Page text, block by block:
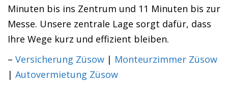
Minuten bis ins Zentrum und 11 Minuten bis zur
Messe. Unsere zentrale Lage sorgt dafür, dass
Ihre Wege kurz und effizient bleiben.
– Versicherung Züsow | Monteurzimmer Züsow
| Autovermietung Züsow